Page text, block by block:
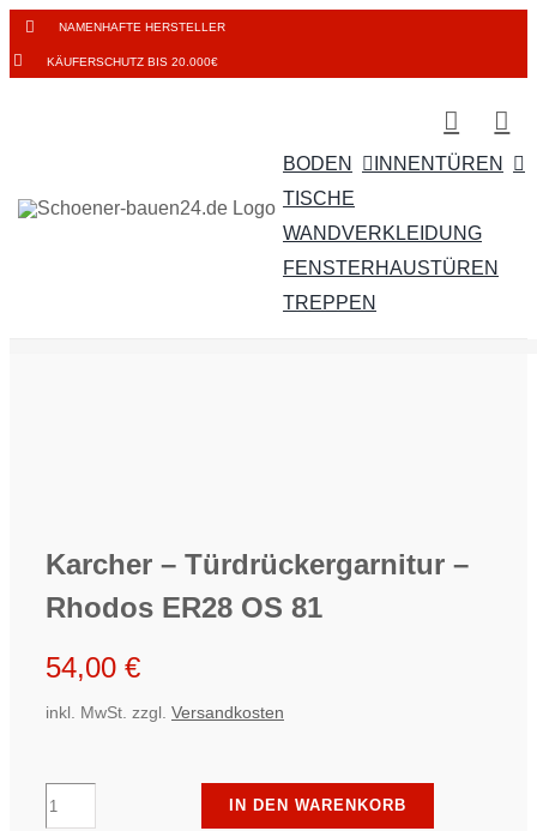
Zum
Inhalt
NAMENHAFTE HERSTELLER
KÄUFERSCHUTZ BIS 20.000€
BODEN
INNENTÜREN
TISCHE
WANDVERKLEIDUNG
FENSTERHAUSTÜREN
TREPPEN
Karcher – Türdrückergarnitur –
Rhodos ER28 OS 81
54,00 €
inkl. MwSt. zzgl. Versandkosten
Karcher
IN DEN WARENKORB